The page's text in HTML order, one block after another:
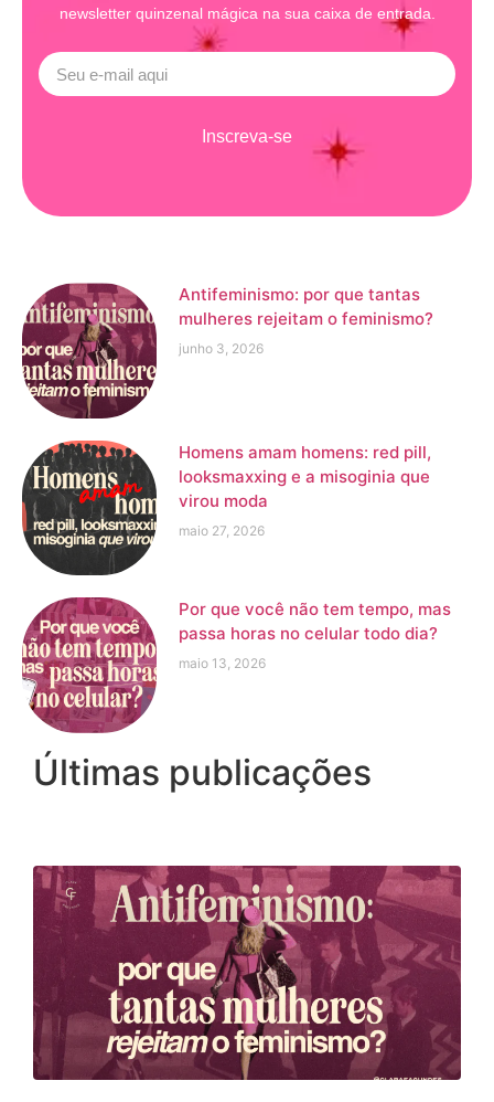
newsletter quinzenal mágica na sua caixa de entrada.
Inscreva-se
Antifeminismo: por que tantas
mulheres rejeitam o feminismo?
junho 3, 2026
Homens amam homens: red pill,
looksmaxxing e a misoginia que
virou moda
maio 27, 2026
Por que você não tem tempo, mas
passa horas no celular todo dia?
maio 13, 2026
Últimas publicações